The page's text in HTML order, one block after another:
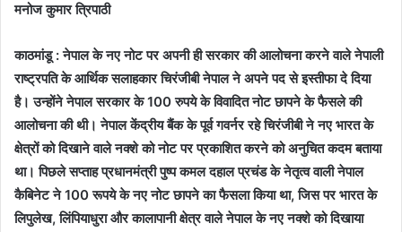
मनोज कुमार त्रिपाठी
काठमांडू : नेपाल के नए नोट पर अपनी ही सरकार की आलोचना करने वाले नेपाली
राष्ट्रपति के आर्थिक सलाहकार चिरंजीबी नेपाल ने अपने पद से इस्तीफा दे दिया
है। उन्होंने नेपाल सरकार के 100 रुपये के विवादित नोट छापने के फैसले की
आलोचना की थी। नेपाल केंद्रीय बैंक के पूर्व गवर्नर रहे चिरंजीबी ने नए भारत के
क्षेत्रों को दिखाने वाले नक्शे को नोट पर प्रकाशित करने को अनुचित कदम बताया
था। पिछले सप्ताह प्रधानमंत्री पुष्प कमल दहाल प्रचंड के नेतृत्व वाली नेपाल
कैबिनेट ने 100 रूपये के नए नोट छापने का फैसला किया था, जिस पर भारत के
लिपुलेख, लिंपियाधुरा और कालापानी क्षेत्र वाले नेपाल के नए नक्शे को दिखाया